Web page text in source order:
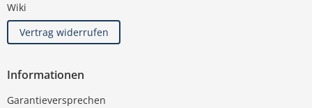
Wiki
Vertrag widerrufen
Informationen
Garantieversprechen